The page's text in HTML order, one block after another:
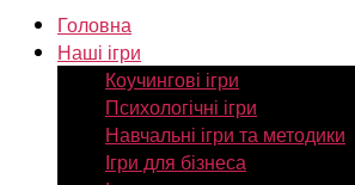
Головна
Наші ігри
Коучингові ігри
Психологічні ігри
Навчальні ігри та методики
Ігри для бізнеса